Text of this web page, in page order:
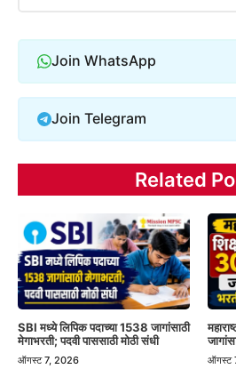
Join WhatsApp
Join Telegram
Related
SBI मध्ये लिपिक पदाच्या 1538 जागांसाठी
मेगाभरती; पदवी पाससाठी मोठी संधी
ऑगस्ट 7, 2026 ऑगस्ट